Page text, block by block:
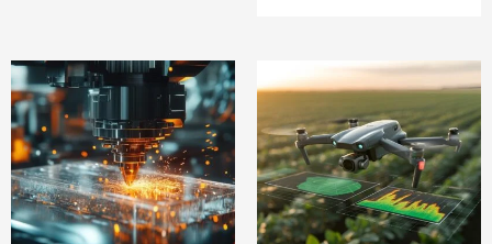
4
Czy sztuczna inteligencja wyprze pracę
geodety w przyszłości?